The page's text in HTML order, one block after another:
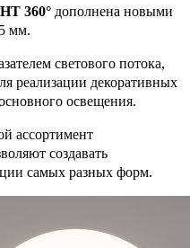
360° дополнена новыми
мм.
светового потока,
реализации декоративных
освещения.
ассортимент
создавать
самых разных форм.